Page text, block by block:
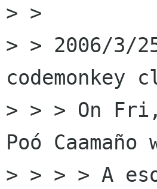
> >
> > 2006/3/
codemonkey
> > > On
Poó Caamaño
> > > > A